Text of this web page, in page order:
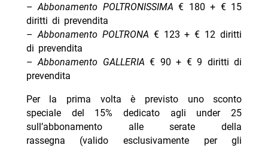
–Abbonamento POLTRONISSIMA€ 180 + € 15
diritti di prevendita
–Abbonamento POLTRONA € 123 + € 12 diritti
di prevendita
–Abbonamento GALLERIA€ 90 + € 9 diritti di
prevendita
Per la prima volta è previsto uno sconto
speciale del 15% dedicato agli under 25
sull’abbonamento alle serate della
rassegna (valido esclusivamente per gli